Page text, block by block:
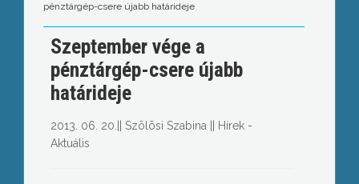
pénztárgép-csere újabb határideje
Szeptember vége a
pénztárgép-csere újabb
határideje
2013. 06. 20. Szõlõsi Szabina
Hírek -
Aktuális